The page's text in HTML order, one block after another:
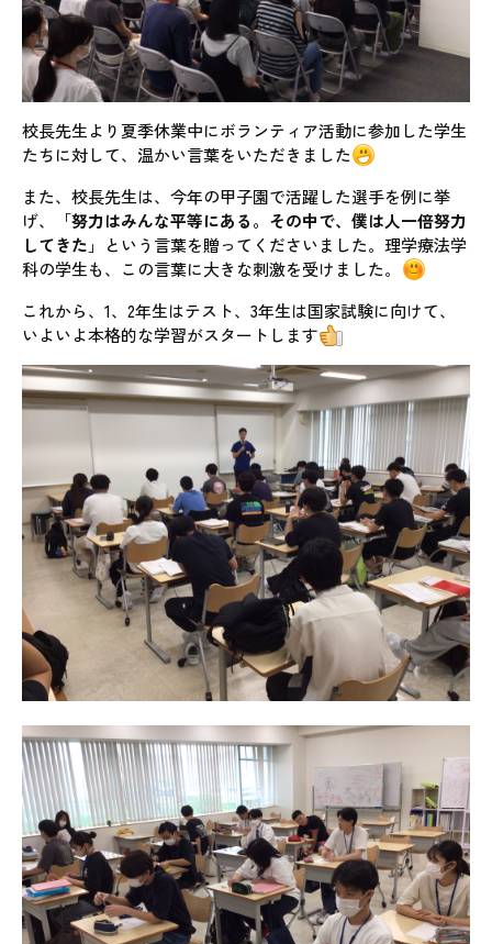
校長先生より夏季休業中にボランティア活動に参加した学生
たちに対して、温かい言葉をいただきました
また、校長先生は、今年の甲子園で活躍した選手を例に挙
げ、「努力はみんな平等にある。その中で、僕は人一倍努力
してきた 」という言葉を贈ってくださいました。理学療法学
科の学生も、この言葉に大きな刺激を受けました。
これから、1、2年生はテスト、3年生は国家試験に向けて、
いよいよ本格的な学習がスタートします